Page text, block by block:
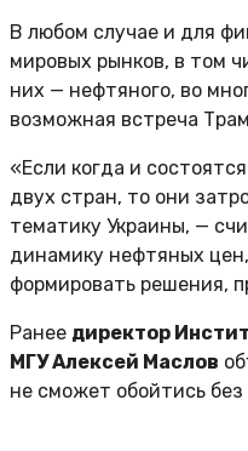
В любом случае и для
мировых рынков, в том
них — нефтяного, во
возможная встреча
«Если когда и
двух стран, то они
тематику Украины, —
динамику нефтяных
формировать решения,
Ранее директор
МГУ Алексей Маслов
не сможет обойтись